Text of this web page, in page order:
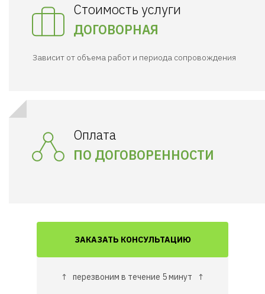
Стоимость услуги
ДОГОВОРНАЯ
Зависит от объема работ и периода сопровождения
Оплата
ПО ДОГОВОРЕННОСТИ
ЗАКАЗАТЬ КОНСУЛЬТАЦИЮ
↑ перезвоним в течение 5 минут ↑